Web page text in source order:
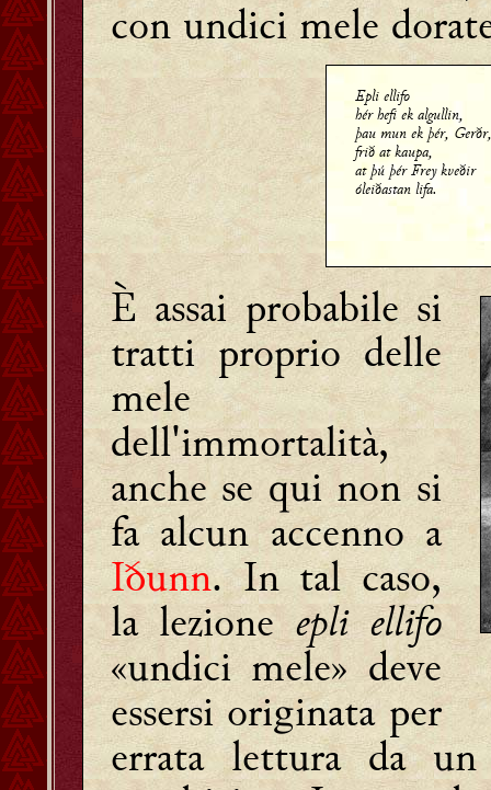
con undici mele
Epli ellifo
hér hefi ek algullin,
þau mun ek þér,
frið at kaupa,
at þú þér Frey kveðir
óleiðastan lifa.
È assai probabile si
tratti proprio delle
mele
dell'immortalità,
anche se qui non si
fa alcun accenno a
Iðunn. In tal caso,
la lezioneepli ellifo
«undici mele» deve
essersi originata per
errata lettura da